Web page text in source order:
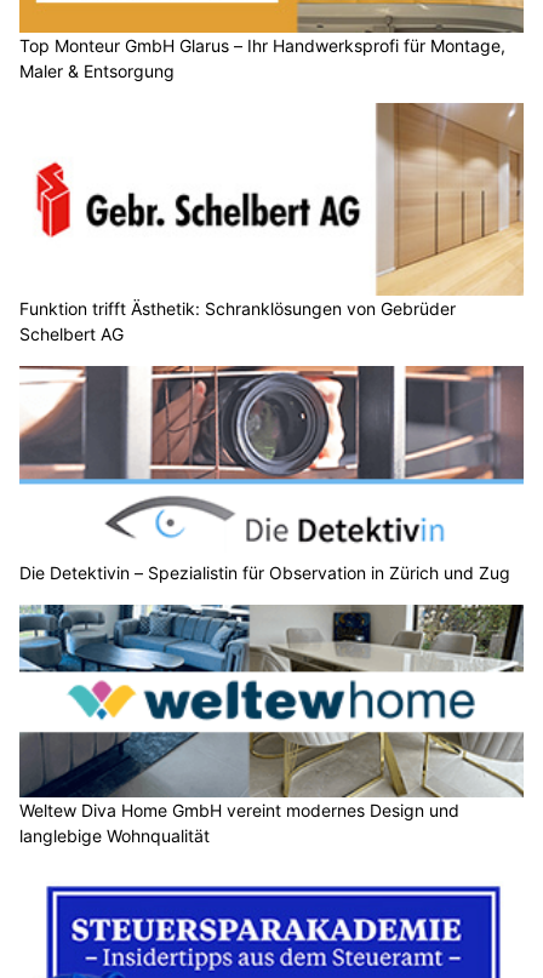
Top Monteur GmbH Glarus – Ihr Handwerksprofi für Montage,
Maler & Entsorgung
Funktion trifft Ästhetik: Schranklösungen von Gebrüder
Schelbert AG
Die Detektivin – Spezialistin für Observation in Zürich und Zug
Weltew Diva Home GmbH vereint modernes Design und
langlebige Wohnqualität